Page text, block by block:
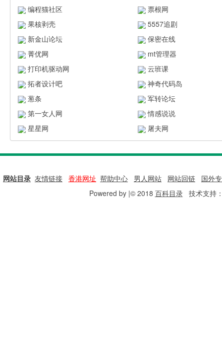
编程猫社区
票根网
果核剥壳
5557追剧
新金山论坛
保密在线
菁优网
mt管理器
打印机驱动网
云班课
拓者设计吧
神奇代码岛
葱条
军转论坛
第一女人网
情感说说
星星网
屠夫网
网站目录 友情链接 香港网址 帮助中心 男人网站 网站回链
国外
Powered by |© 2018 百科目录技术支持